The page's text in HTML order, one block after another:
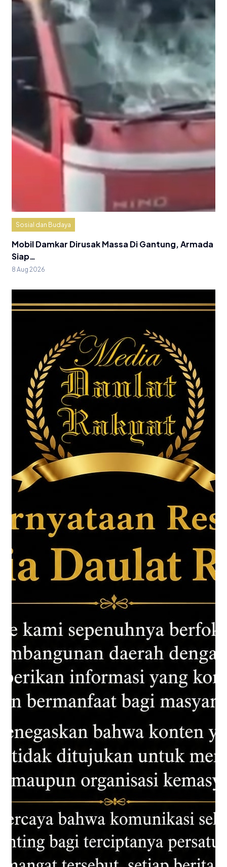
Sosial dan Budaya
Mobil Damkar Dirusak Massa Di Gantung, Armada
Siap…
8 Aug 2026